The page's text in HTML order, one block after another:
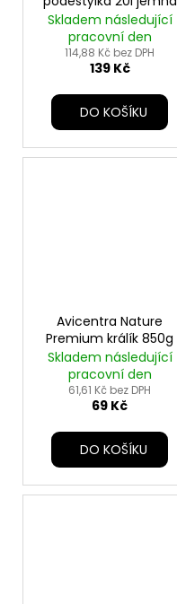
Skladem následující
pracovní den
114,88 Kč bez DPH
139 Kč
DO KOŠÍKU
Avicentra Nature
Premium králík 850g
Skladem následující
pracovní den
61,61 Kč bez DPH
69 Kč
DO KOŠÍKU